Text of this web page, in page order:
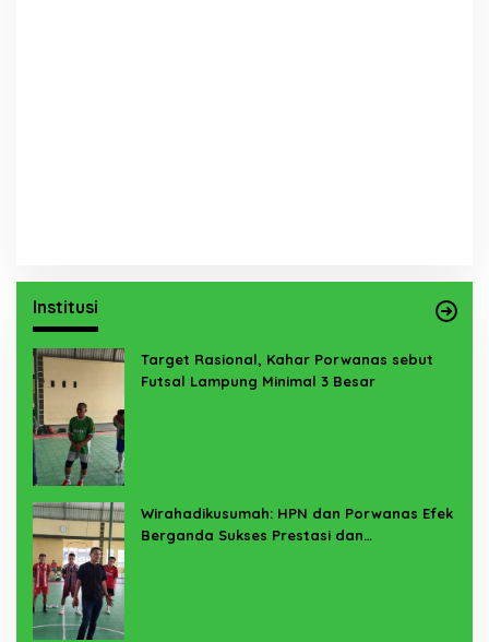
Institusi
Target Rasional, Kahar Porwanas sebut
Futsal Lampung Minimal 3 Besar
Wirahadikusumah: HPN dan Porwanas Efek
Berganda Sukses Prestasi dan